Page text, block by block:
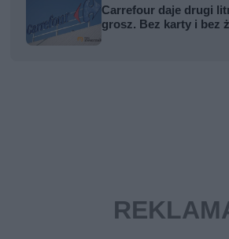
Carrefour daje drugi
grosz. Bez karty i bez